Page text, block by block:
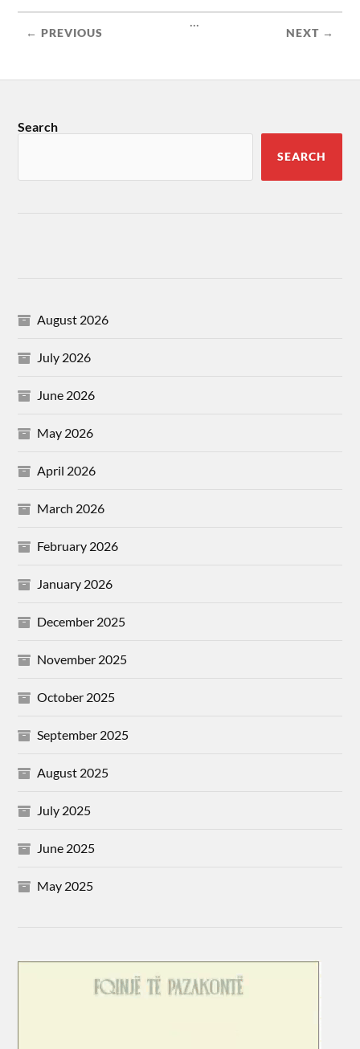
← PREVIOUS
...
NEXT →
Search
SEARCH
August 2026
July 2026
June 2026
May 2026
April 2026
March 2026
February 2026
January 2026
December 2025
November 2025
October 2025
September 2025
August 2025
July 2025
June 2025
May 2025